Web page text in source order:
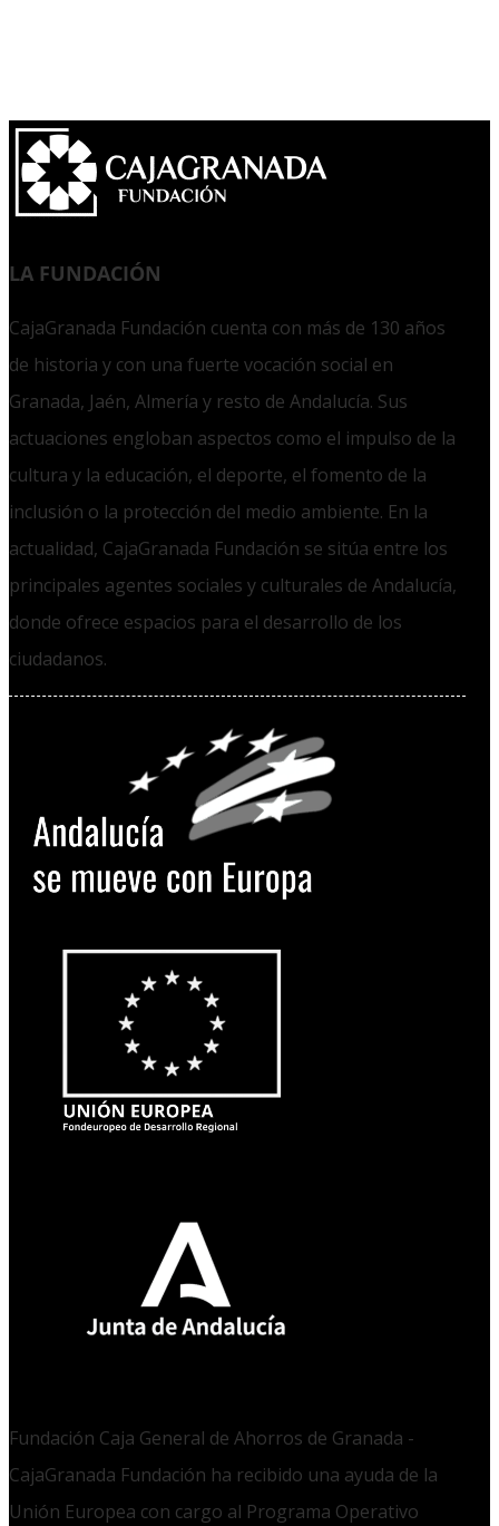
LA FUNDACIÓN
CajaGranada Fundación cuenta con más de 130 años
de historia y con una fuerte vocación social en
Granada, Jaén, Almería y resto de Andalucía. Sus
actuaciones engloban aspectos como el impulso de la
cultura y la educación, el deporte, el fomento de la
inclusión o la protección del medio ambiente. En la
actualidad, CajaGranada Fundación se sitúa entre los
principales agentes sociales y culturales de Andalucía,
donde ofrece espacios para el desarrollo de los
ciudadanos.
Fundación Caja General de Ahorros de Granada -
CajaGranada Fundación ha recibido una ayuda de la
Unión Europea con cargo al Programa Operativo